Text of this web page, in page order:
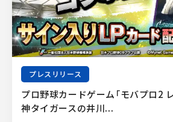
プレスリリース
プロ野球カードゲーム「モバプロ2
神タイガースの井川...